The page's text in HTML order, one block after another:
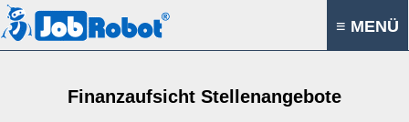
≡ MENÜ
Finanzaufsicht Stellenangebote